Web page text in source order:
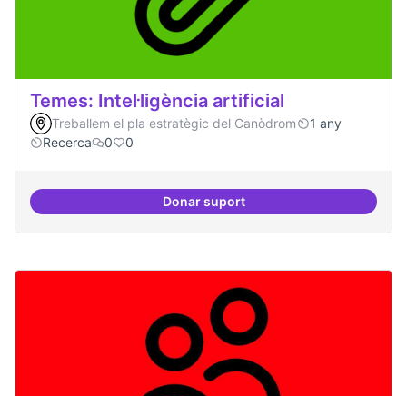
Temes: Intel·ligència artificial
Treballem el pla estratègic del Canòdrom
1 any
Recerca
0 0
Donar suportTemes: Intel·ligència artificial